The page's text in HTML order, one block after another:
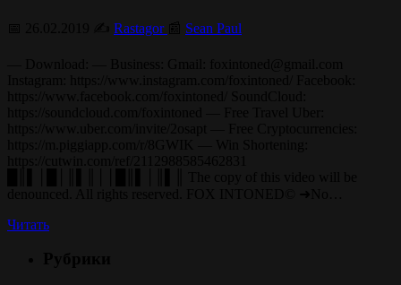
Rastagor Sean Paul
Читать